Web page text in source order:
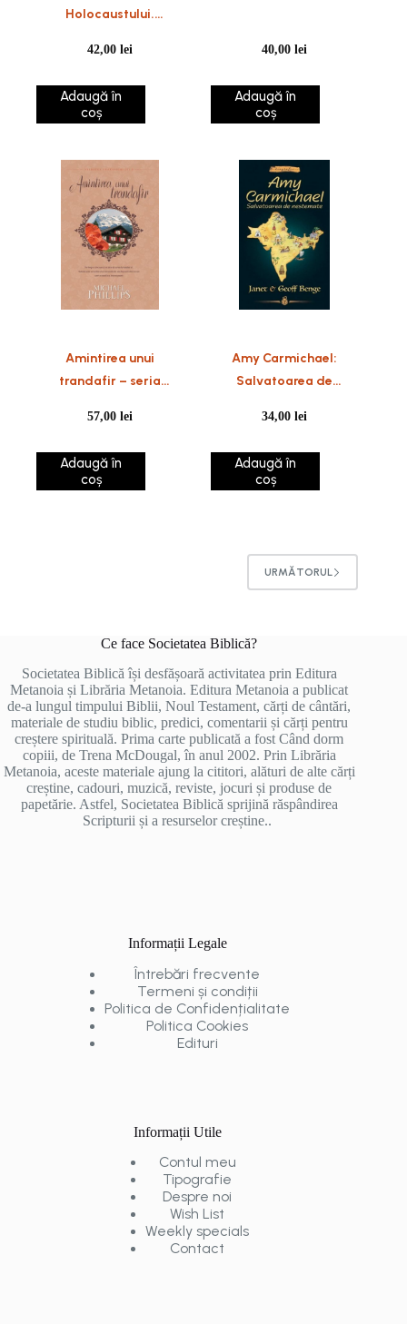
Holocaustului.
sora vitregă a Annei
Frank
42,00lei
Adaugă în
coș
40,00lei
Adaugă în
coș
Amintirea unui
trandafir – seria
vol 2
57,00lei
Adaugă în
coș
Amy Carmichael:
Salvatoarea de
Biografii
34,00lei
Adaugă în
coș
URMĂTORUL
Ce face Societatea Biblică?
Societatea Biblică își desfășoară activitatea prin Editura
Metanoia și Librăria Metanoia. Editura Metanoia a publicat
de-a lungul timpului Biblii, Noul Testament, cărți de cântări,
materiale de studiu biblic, predici, comentarii și cărți pentru
creștere spirituală. Prima carte publicată a fost Când dorm
copiii, de Trena McDougal, în anul 2002. Prin Librăria
Metanoia, aceste materiale ajung la cititori, alături de alte cărți
creștine, cadouri, muzică, reviste, jocuri și produse de
papetărie. Astfel, Societatea Biblică sprijină răspândirea
Scripturii și a resurselor creștine..
Informații Legale
Întrebări frecvente
Termeni și condiții
Politica de Confidențialitate
Politica Cookies
Edituri
Informații Utile
Contul meu
Tipografie
Despre noi
Wish List
Weekly specials
Contact